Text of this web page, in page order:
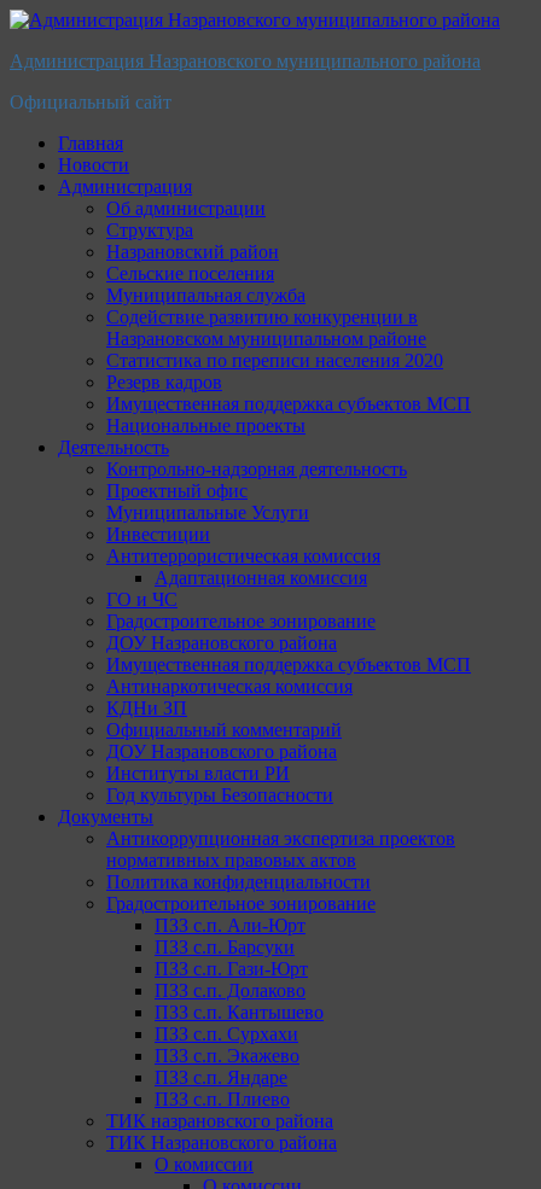
Перейти
содержимому
Администрация Назрановского муниципального района
Официальный сайт
Главная
Новости
Администрация
Об администрации
Структура
Назрановский район
Сельские поселения
Муниципальная служба
Содействие развитию конкуренции в
Назрановском муниципальном районе
Статистика по переписи населения 2020
Резерв кадров
Имущественная поддержка субъектов МСП
Национальные проекты
Деятельность
Контрольно-надзорная деятельность
Проектный офис
Муниципальные Услуги
Инвестиции
Антитеррористическая комиссия
Адаптационная комиссия
ГО и ЧС
Градостроительное зонирование
ДОУ Назрановского района
Имущественная поддержка субъектов МСП
Антинаркотическая комиссия
КДНи ЗП
Официальный комментарий
ДОУ Назрановского района
Институты власти РИ
Год культуры Безопасности
Документы
Антикоррупционная экспертиза проектов
нормативных правовых актов
Политика конфиденциальности
Градостроительное зонирование
ПЗЗ с.п. Али-Юрт
ПЗЗ с.п. Барсуки
ПЗЗ с.п. Гази-Юрт
ПЗЗ с.п. Долаково
ПЗЗ с.п. Кантышево
ПЗЗ с.п. Сурхахи
ПЗЗ с.п. Экажево
ПЗЗ с.п. Яндаре
ПЗЗ с.п. Плиево
ТИК назрановского района
ТИК Назрановского района
О комиссии